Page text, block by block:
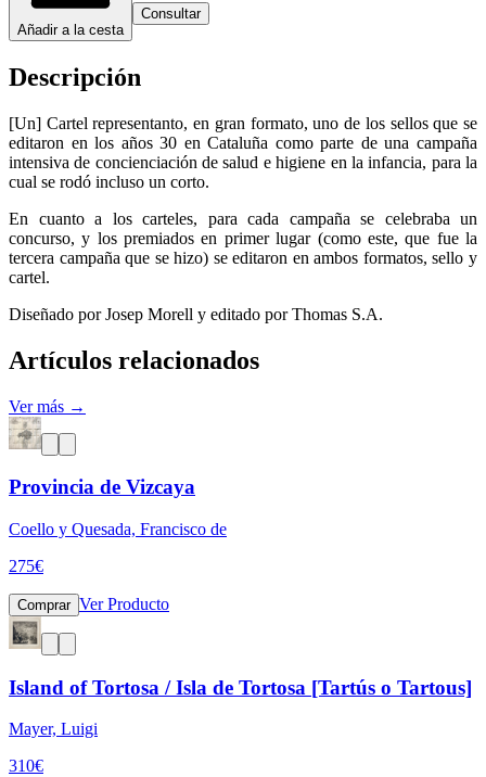
Añadir a la cesta
Consultar
Descripción
[Un] Cartel representanto, en gran formato, uno de los sellos que se
editaron en los años 30 en Cataluña como parte de una campaña
intensiva de concienciación de salud e higiene en la infancia, para la
cual se rodó incluso un corto.
En cuanto a los carteles, para cada campaña se celebraba un
concurso, y los premiados en primer lugar (como este, que fue la
tercera campaña que se hizo) se editaron en ambos formatos, sello y
cartel.
Diseñado por Josep Morell y editado por Thomas S.A.
Artículos relacionados
Ver más →
Provincia de Vizcaya
Coello y Quesada, Francisco de
275€
Comprar Ver Producto
Island of Tortosa / Isla de Tortosa [Tartús o Tartous]
Mayer, Luigi
310€